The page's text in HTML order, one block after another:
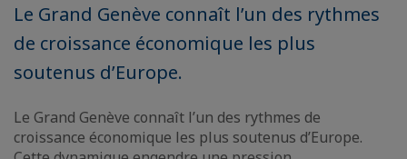
Le Grand Genève connaît l’un des rythmes
de croissance économique les plus
soutenus d’Europe.
Le Grand Genève connaît l’un des rythmes de
croissance économique les plus soutenus d’Europe.